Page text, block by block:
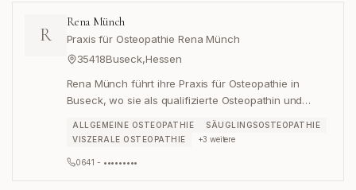
R
Rena Münch
Praxis für Osteopathie Rena Münch
35418Buseck,Hessen
Rena Münch führt ihre Praxis für Osteopathie in
Buseck, wo sie als qualifizierte Osteopathin und
ALLGEMEINE OSTEOPATHIE
SÄUGLINGSOSTEOPATHIE
VISZERALE OSTEOPATHIE
+3 weitere
0641 - •••••••••